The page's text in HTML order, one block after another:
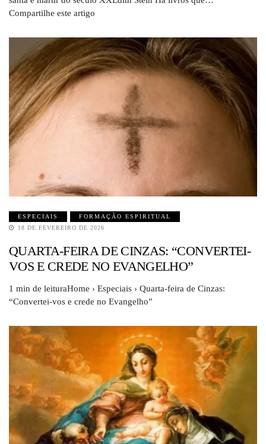
Compartilhe este artigo
ESPECIAIS
FORMAÇÃO ESPIRITUAL
18 DE FEVEREIRO DE 2026
QUARTA-FEIRA DE CINZAS: “CONVERTEI-
VOS E CREDE NO EVANGELHO”
1 min de leituraHome › Especiais › Quarta-feira de Cinzas:
“Convertei-vos e crede no Evangelho”